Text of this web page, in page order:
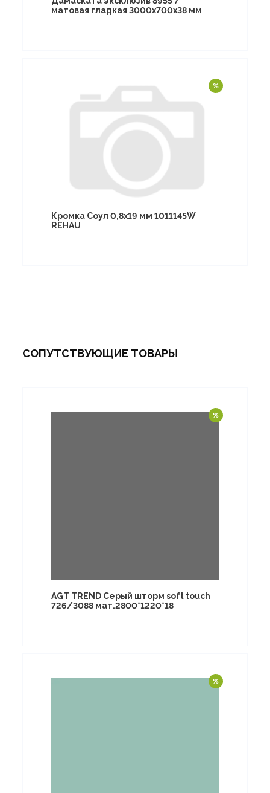
матовая гладкая 3000х700х38 мм
Кромка Соул 0,8х19 мм 1011145W
REHAU
СОПУТСТВУЮЩИЕ ТОВАРЫ
AGT TREND Серый шторм soft touch
726/3088 мат.2800*1220*18